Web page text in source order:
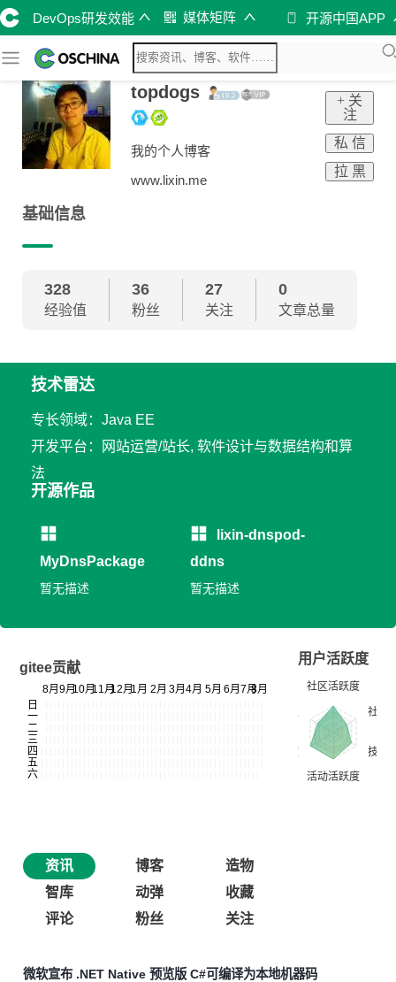
DevOps研发效能 媒体矩阵 开源中国APP
topdogs
我的个人博客
www.lixin.me
+ 关
注
私 信
拉 黑
基础信息
328
经验值
36
粉丝
27
关注
0
文章总量
技术雷达
专长领域：Java EE
开发平台：网站运营/站长, 软件设计与数据结构和算
法
开源作品
MyDnsPackage
暂无描述
lixin-dnspod-
ddns
暂无描述
gitee贡献
用户活跃度
资讯 博客
造物
智库
动弹
收藏
评论
粉丝 关注
微软宣布 .NET Native 预览版 C#可编译为本地机器码